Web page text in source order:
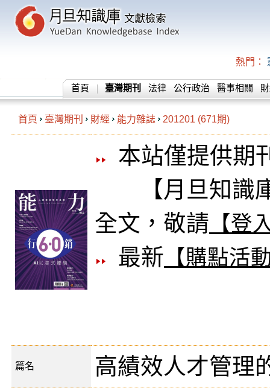
熱門：
首頁 臺灣期刊 法律 公行政治 醫事相關
首頁 臺灣期刊 財經 能力雜誌 201201 (671期)
本站僅提供期
【月旦知識庫
全文，敬請 【登
最新 【購點活
篇名 高績效人才管理